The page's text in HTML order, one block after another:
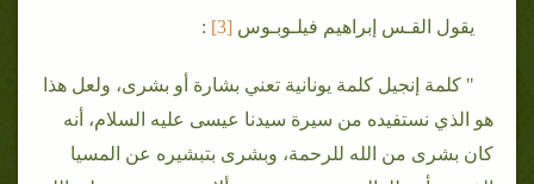
يقول القـس إبراهيم فيلـوبـوس [3
]
:
" كلمة إنجيل كلمة يونانية تعني بشارة أو بشرى، ولعل هذا
هو الذي نستفيده من سيرة سيدنا عيسى عليه السلام، أنه
كان بشرى من الله للرحمة، وبشرى بتبشيره عن المسيا